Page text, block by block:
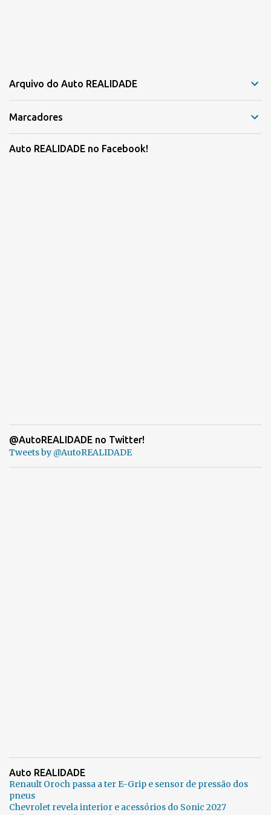
Arquivo do Auto REALIDADE
Marcadores
Auto REALIDADE no Facebook!
@AutoREALIDADE no Twitter!
Tweets by @AutoREALIDADE
Auto REALIDADE
Renault Oroch passa a ter E-Grip e sensor de pressão dos
pneus
Chevrolet revela interior e acessórios do Sonic 2027